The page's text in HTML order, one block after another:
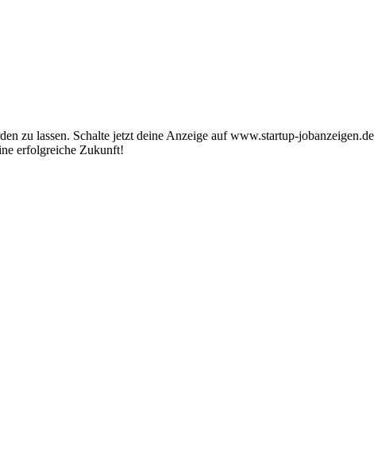
zu lassen. Schalte jetzt deine Anzeige auf www.startup-
erfolgreiche Zukunft!